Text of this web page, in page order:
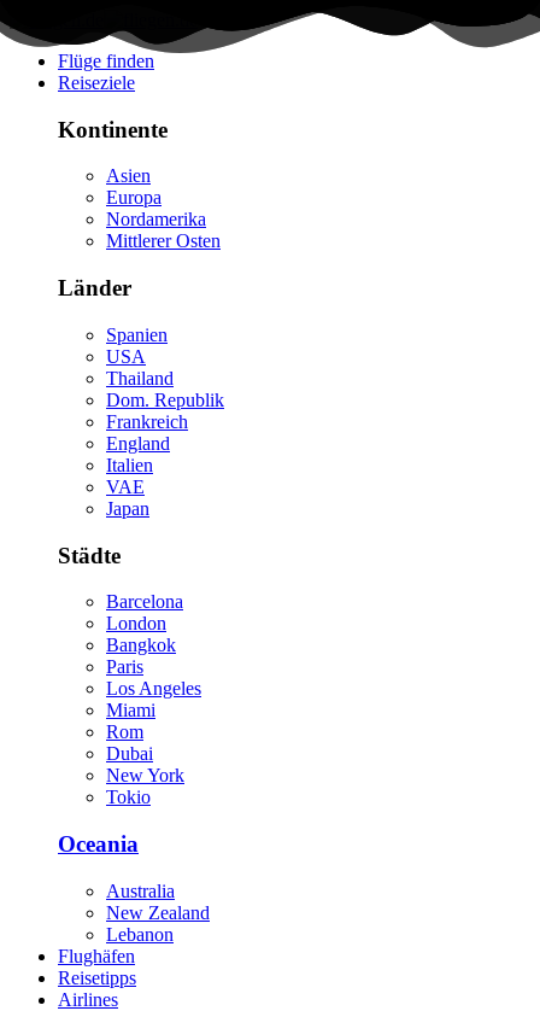
Flüge finden
Reiseziele
Kontinente
Asien
Europa
Nordamerika
Mittlerer Osten
Länder
Spanien
USA
Thailand
Dom. Republik
Frankreich
England
Italien
VAE
Japan
Städte
Barcelona
London
Bangkok
Paris
Los Angeles
Miami
Rom
Dubai
New York
Tokio
Oceania
Australia
New Zealand
Lebanon
Flughäfen
Reisetipps
Airlines